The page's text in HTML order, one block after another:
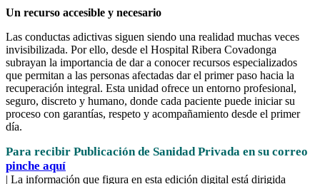
Un recurso accesible y necesario
Las conductas adictivas siguen siendo una realidad muchas veces
invisibilizada. Por ello, desde el Hospital Ribera Covadonga
subrayan la importancia de dar a conocer recursos especializados
que permitan a las personas afectadas dar el primer paso hacia la
recuperación integral. Esta unidad ofrece un entorno profesional,
seguro, discreto y humano, donde cada paciente puede iniciar su
proceso con garantías, respeto y acompañamiento desde el primer
día.
Para recibir Publicación de Sanidad Privada en su correo
pinche aquí
| La información que figura en esta edición digital está dirigida